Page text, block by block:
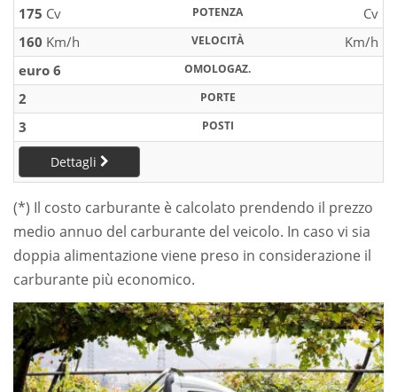
175 Cv POTENZA
Cv
160 Km/h VELOCITÀ
Km/h
euro 6
OMOLOGAZ.
2 PORTE
3 POSTI
Dettagli
(*) Il costo carburante è calcolato prendendo il prezzo
medio annuo del carburante del veicolo. In caso vi sia
doppia alimentazione viene preso in considerazione il
carburante più economico.